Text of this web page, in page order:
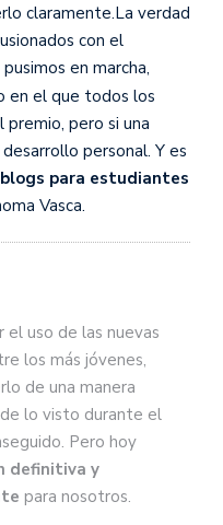
claramente.La verdad
con el
en marcha,
en el que todos los
premio, pero si una
personal. Y es
para estudiantes
Vasca.
uso de las nuevas
los más jóvenes,
de una manera
lo visto durante el
Pero hoy
definitiva y
para nosotros.